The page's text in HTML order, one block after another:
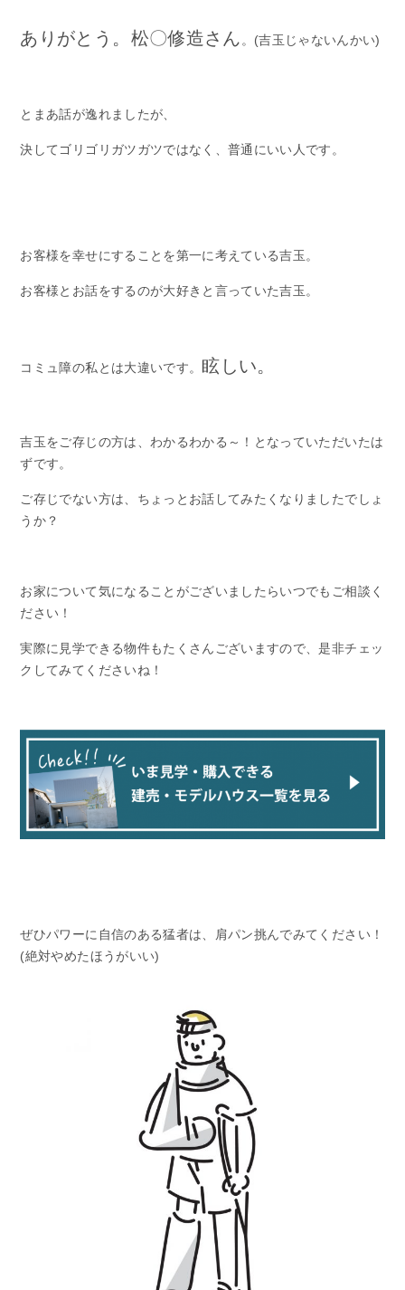
ありがとう。松〇修造さん 。(吉玉じゃないんかい)
とまあ話が逸れましたが、
決してゴリゴリガツガツではなく、普通にいい人です。
お客様を幸せにすることを第一に考えている吉玉。
お客様とお話をするのが大好きと言っていた吉玉。
コミュ障の私とは大違いです。 眩しい。
吉玉をご存じの方は、わかるわかる～！となっていただいたは
ずです。
ご存じでない方は、ちょっとお話してみたくなりましたでしょ
うか？
お家について気になることがございましたらいつでもご相談く
ださい！
実際に見学できる物件もたくさんございますので、是非チェッ
クしてみてくださいね！
ぜひパワーに自信のある猛者は、肩パン挑んでみてください！
(絶対やめたほうがいい)